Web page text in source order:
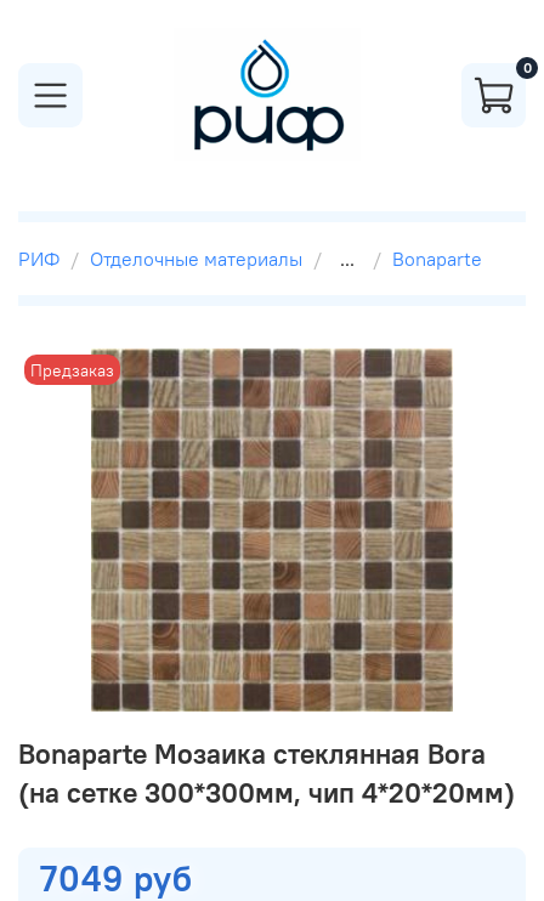
0
РИФ Отделочные материалы ... Bonaparte
Предзаказ
Bonaparte Мозаика стеклянная Bora
(на сетке 300*300мм, чип 4*20*20мм)
7049 руб